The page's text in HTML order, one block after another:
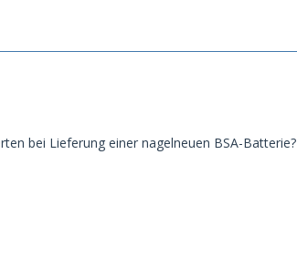
bei Lieferung einer nagelneuen BSA-Batterie?